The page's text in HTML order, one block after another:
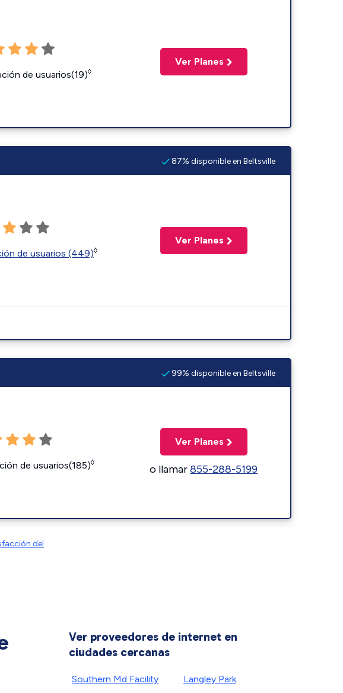
de usuarios(19)◊
Ver Planes
87% disponible en Beltsville
de usuarios (449)◊
Ver Planes
99% disponible en Beltsville
de usuarios(185)◊
Ver Planes
o llamar855-288-5199
del
Ver proveedores de internet en
ciudades cercanas
Southern Md Facility
Langley Park